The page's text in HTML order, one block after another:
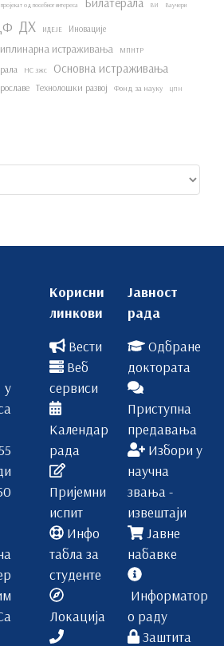
од посебног интереса ВИ Ваучери
ДХ ИДЕЈЕ Иновације
истраживања МПНТР
НС зжс Основна истраживања
Технолошки развој Фонд за науку ЦПН
у
Корисни
линкови
Вести
Веб
сервиси
Календар
рада
Пријемни
испит
Инфо
табла за
студенте
Локација
Јавност
рада
Одбране
доктората
Приступна
предавања
Избори у
научна
звања -
извештаји
Јавне
набавке
Информатор
о раду
Заштита